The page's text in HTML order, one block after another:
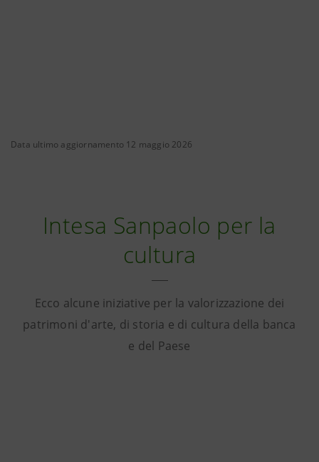
Data ultimo aggiornamento 12 maggio 2026
Intesa Sanpaolo per la
cultura
Ecco alcune iniziative per la valorizzazione dei
patrimoni d'arte, di storia e di cultura della banca
e del Paese